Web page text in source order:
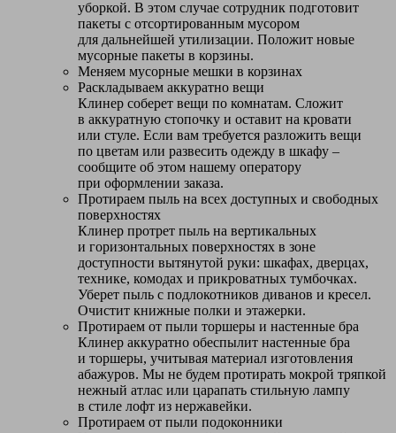
уборкой. В этом случае сотрудник подготовит
пакеты с отсортированным мусором
для дальнейшей утилизации. Положит новые
мусорные пакеты в корзины.
Меняем мусорные мешки в корзинах
Раскладываем аккуратно вещи
Клинер соберет вещи по комнатам. Сложит
в аккуратную стопочку и оставит на кровати
или стуле. Если вам требуется разложить вещи
по цветам или развесить одежду в шкафу –
сообщите об этом нашему оператору
при оформлении заказа.
Протираем пыль на всех доступных и свободных
поверхностях
Клинер протрет пыль на вертикальных
и горизонтальных поверхностях в зоне
доступности вытянутой руки: шкафах, дверцах,
технике, комодах и прикроватных тумбочках.
Уберет пыль с подлокотников диванов и кресел.
Очистит книжные полки и этажерки.
Протираем от пыли торшеры и настенные бра
Клинер аккуратно обеспылит настенные бра
и торшеры, учитывая материал изготовления
абажуров. Мы не будем протирать мокрой тряпкой
нежный атлас или царапать стильную лампу
в стиле лофт из нержавейки.
Протираем от пыли подоконники